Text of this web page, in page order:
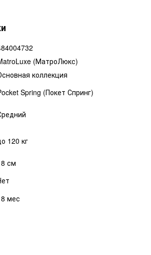
(МатроЛюкс)
коллекция
Spring (Покет Спринг)
120 кг
см
мес